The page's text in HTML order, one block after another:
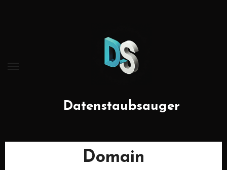
Datenstaubsauger
Domain